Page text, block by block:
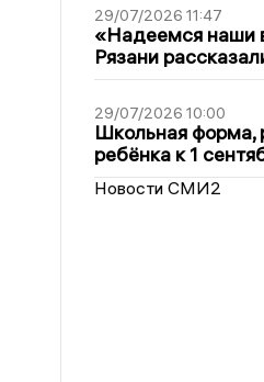
29/07/2026 11:47
«Надеемся наши
Рязани
29/07/2026 10:00
Школьная форма,
ребёнка к 1
Новости СМИ2